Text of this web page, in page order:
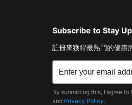
Subscribe to Stay
註冊來獲得最熱門的優惠
By submitting this, I agree to
and Privacy Policy.